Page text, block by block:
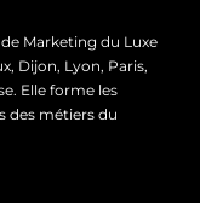
de Marketing du Luxe
Dijon, Lyon, Paris,
Elle forme les
des métiers du